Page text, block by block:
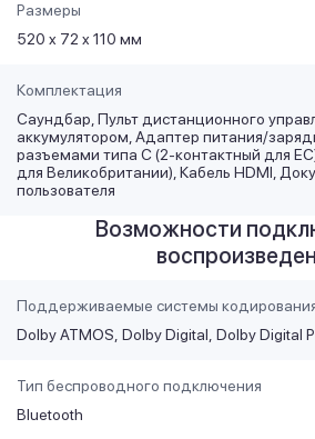
Размеры
520 x 72 x 110 мм
Комплектация
Саундбар, Пульт дистанционного
аккумулятором, Адаптер питания/
разъемами типа C (2-контактный для
для Великобритании), Кабель HDMI,
пользователя
Возможности
Поддерживаемые системы
Dolby ATMOS Dolby Digital Dolby Digital
Тип беспроводного подключения
Bluetooth